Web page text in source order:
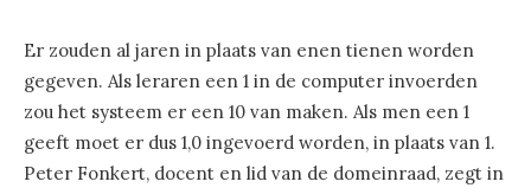
Er zouden al jaren in plaats van enen tienen worden
gegeven. Als leraren een 1 in de computer invoerden
zou het systeem er een 10 van maken. Als men een 1
geeft moet er dus 1,0 ingevoerd worden, in plaats van 1.
Peter Fonkert, docent en lid van de domeinraad, zegt in